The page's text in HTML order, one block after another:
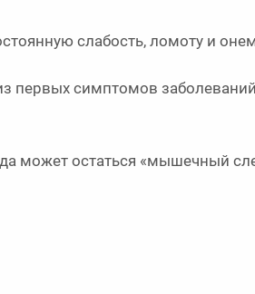
слабость, ломоту и
первых симптомов заболеваний
может остаться «мышечный